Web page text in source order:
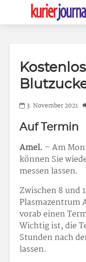
3. November 2021
Auf Termin
Amel. – Am
können Sie
messen lassen.
Zwischen 8 und
Plasmazentrum
vorab einen
Wichtig ist, die
Stunden nach
lassen.